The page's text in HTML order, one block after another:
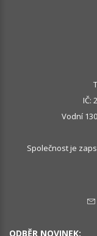
IČ:
Vodní
Společnost je
ODBĚR NOVINEK: